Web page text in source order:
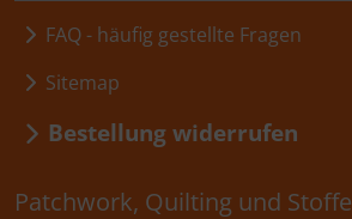
FAQ - häufig gestellte Fragen
Sitemap
Bestellung widerrufen
Patchwork, Quilting und Stoffe